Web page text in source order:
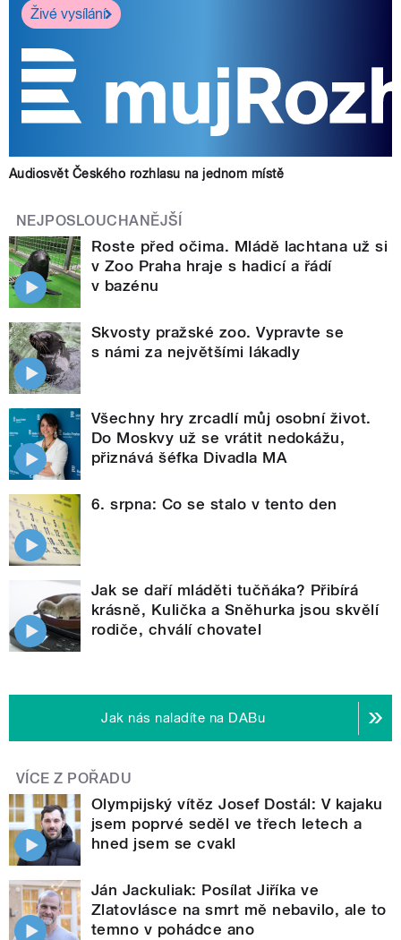
Živé vysílání
Audiosvět Českého rozhlasu na jednom místě
NEJPOSLOUCHANĚJŠÍ
Roste před očima. Mládě lachtana už si
v Zoo Praha hraje s hadicí a řádí
v bazénu
Skvosty pražské zoo. Vypravte se
s námi za největšími lákadly
Všechny hry zrcadlí můj osobní život.
Do Moskvy už se vrátit nedokážu,
přiznává šéfka Divadla MA
6. srpna: Co se stalo v tento den
Jak se daří mláděti tučňáka? Přibírá
krásně, Kulička a Sněhurka jsou skvělí
rodiče, chválí chovatel
Jak nás naladíte na DABu
VÍCE Z POŘADU
Olympijský vítěz Josef Dostál: V kajaku
jsem poprvé seděl ve třech letech a
hned jsem se cvakl
Ján Jackuliak: Posílat Jiříka ve
Zlatovlásce na smrt mě nebavilo, ale to
temno v pohádce ano